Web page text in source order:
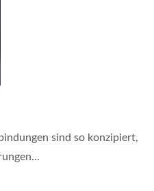
sind so konzipiert,